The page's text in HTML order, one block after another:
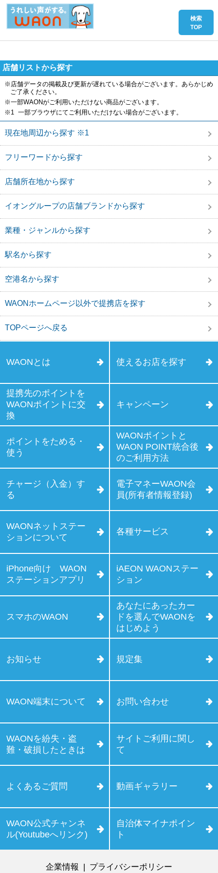
店舗リストから探す
※店舗データの掲載及び更新が遅れている場合がございます。あらかじめ
ご了承ください。
※一部WAONがご利用いただけない商品がございます。
※1 一部ブラウザにてご利用いただけない場合がございます。
現在地周辺から探す ※1
フリーワードから探す
店舗所在地から探す
イオングループの店舗ブランドから探す
業種・ジャンルから探す
駅名から探す
空港名から探す
WAONホームページ以外で提携店を探す
TOPページへ戻る